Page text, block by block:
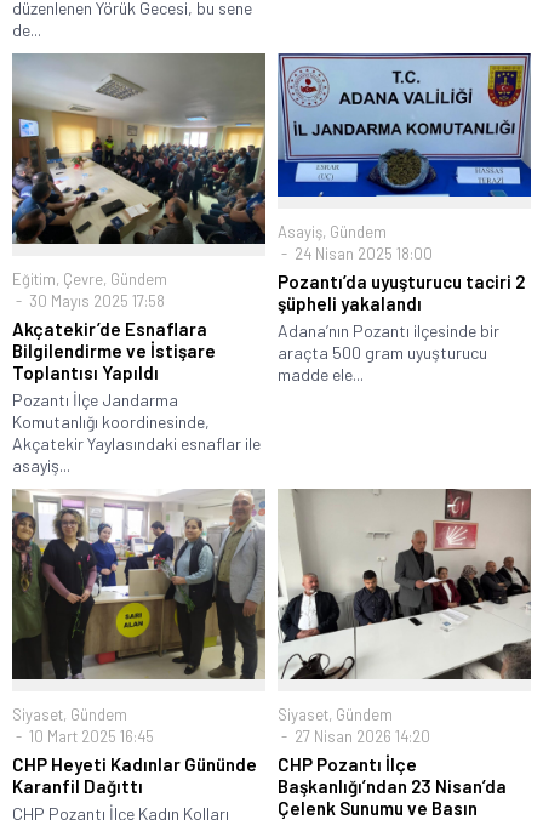
düzenlenen Yörük Gecesi, bu sene
de...
Eğitim, Çevre, Gündem
30 Mayıs 2025 17:58
Akçatekir’de Esnaflara
Bilgilendirme ve İstişare
Toplantısı Yapıldı
Pozantı İlçe Jandarma
Komutanlığı koordinesinde,
Akçatekir Yaylasındaki esnaflar ile
asayiş...
Asayiş, Gündem
24 Nisan 2025 18:00
Pozantı’da uyuşturucu taciri 2
şüpheli yakalandı
Adana’nın Pozantı ilçesinde bir
araçta 500 gram uyuşturucu
madde ele...
Siyaset, Gündem
10 Mart 2025 16:45
CHP Heyeti Kadınlar Gününde
Karanfil Dağıttı
CHP Pozantı İlçe Kadın Kolları
Siyaset, Gündem
27 Nisan 2026 14:20
CHP Pozantı İlçe
Başkanlığı’ndan 23 Nisan’da
Çelenk Sunumu ve Basın